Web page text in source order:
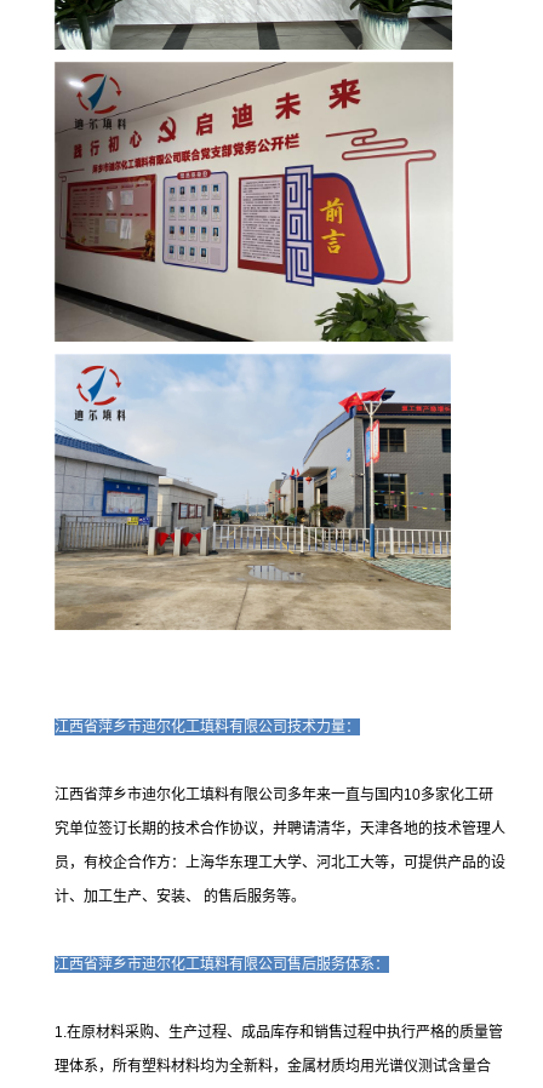
江西省萍乡市迪尔化工填料有限公司技术力量：
江西省萍乡市迪尔化工填料有限公司多年来一直与国内10多家化工研
究单位签订长期的技术合作协议，并聘请清华，天津各地的技术管理人
员，有校企合作方：上海华东理工大学、河北工大等，可提供产品的设
计、加工生产、安装、 的售后服务等。
江西省萍乡市迪尔化工填料有限公司售后服务体系：
1.在原材料采购、生产过程、成品库存和销售过程中执行严格的质量管
理体系，所有塑料材料均为全新料，金属材质均用光谱仪测试含量合